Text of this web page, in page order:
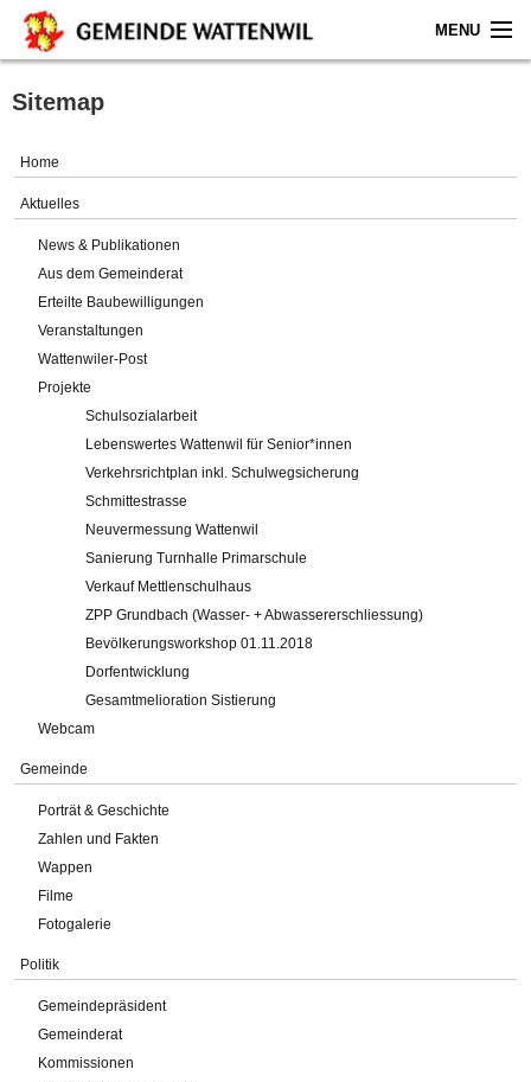
MENU
Home
Gemeinde
Verwaltung
Online-Service
Impressum
Sitemap
Home
Aktuelles
News & Publikationen
Aus dem Gemeinderat
Erteilte Baubewilligungen
Veranstaltungen
Wattenwiler-Post
Projekte
Schulsozialarbeit
Lebenswertes Wattenwil für Senior*innen
Verkehrsrichtplan inkl. Schulwegsicherung
Schmittestrasse
Neuvermessung Wattenwil
Sanierung Turnhalle Primarschule
Verkauf Mettlenschulhaus
ZPP Grundbach (Wasser- + Abwassererschliessung)
Bevölkerungsworkshop 01.11.2018
Dorfentwicklung
Gesamtmelioration Sistierung
Webcam
Gemeinde
Porträt & Geschichte
Zahlen und Fakten
Wappen
Filme
Fotogalerie
Politik
Gemeindepräsident
Gemeinderat
Kommissionen